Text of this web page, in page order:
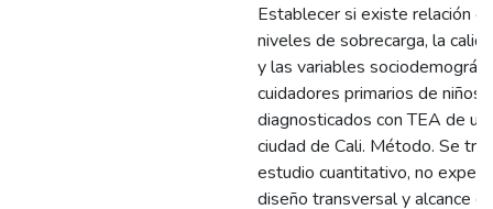
Establecer si existe relación
niveles de sobrecarga, la
y las variables
cuidadores primarios de niños
diagnosticados con TEA de
ciudad de Cali. Método. Se
estudio cuantitativo, no
diseño transversal y alcance